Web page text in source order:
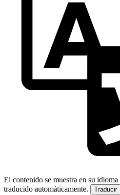
El contenido se muestra en su
traducido automáticamente.
Traducir